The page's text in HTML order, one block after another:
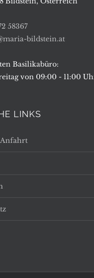
58367
bildstein.at
Basilikabüro:
von 09:00 - 11:00
LINKS